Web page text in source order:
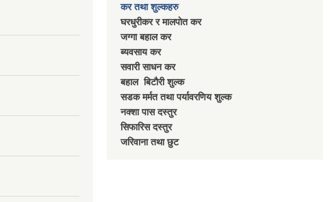
कर तथा शुल्कहरु
घरधुरीकर र मालपाेत कर
जग्गा बहाल कर
ब्यवसाय कर
सवारी साधन कर
बहाल बिटाैरी शुल्क
सडक मर्मत तथा पर्यावरणिय शुल्क
नक्शा पास दस्तुर
सिफारिस दस्तुर
जरिवाना तथा छुट